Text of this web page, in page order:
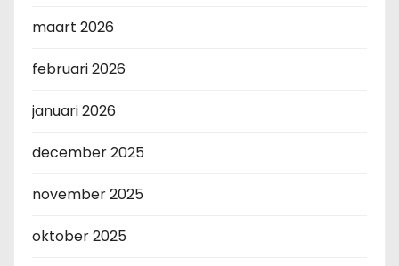
maart 2026
februari 2026
januari 2026
december 2025
november 2025
oktober 2025